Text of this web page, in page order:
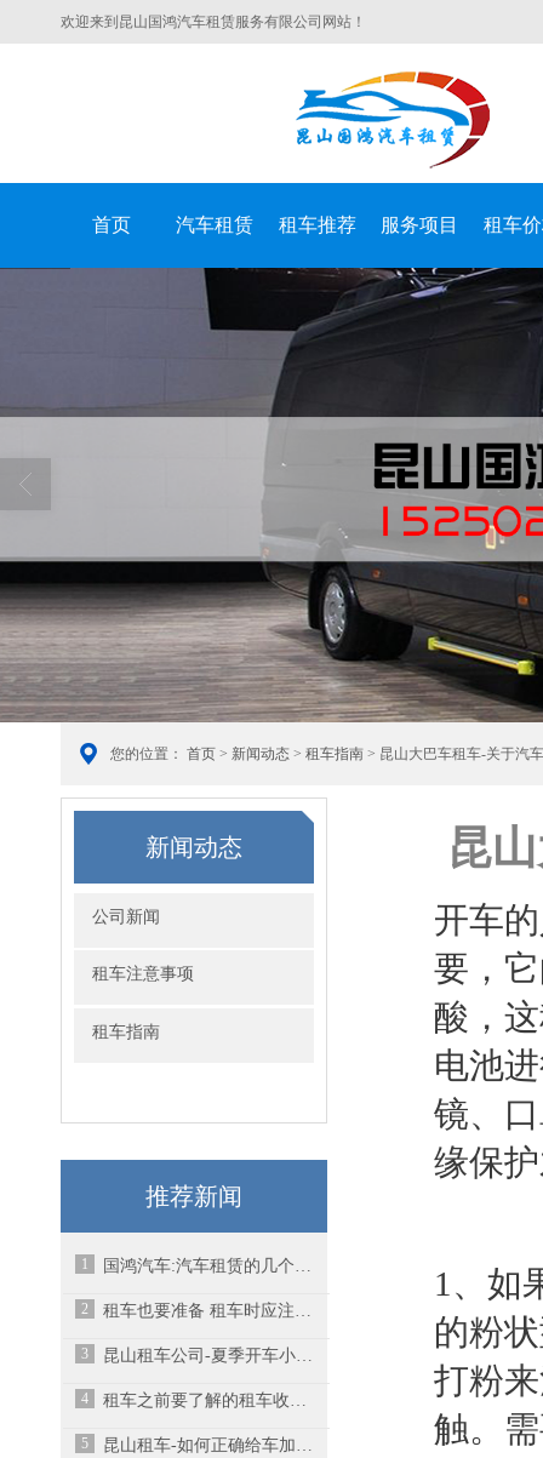
欢迎来到昆山国鸿汽车租赁服务有限公司网站！
昆山国鸿汽车租赁服务有限公司
首页 汽车租赁 租车推荐 服务项目 租车
您的位置： 首页 > 新闻动态 > 租车指南 > 昆山大巴车租车-关于汽
新闻动态
公司新闻
租车注意事项
租车指南
推荐新闻
1 国鸿汽车:汽车租赁的几个常见误区
2 租车也要准备 租车时应注意哪些问题?
3 昆山租车公司-夏季开车小贴士
4 租车之前要了解的租车收费标准
5 昆山租车-如何正确给车加油？
昆
开车
要，
酸，
电池
镜、
缘保
1、如
的粉
打粉
触。